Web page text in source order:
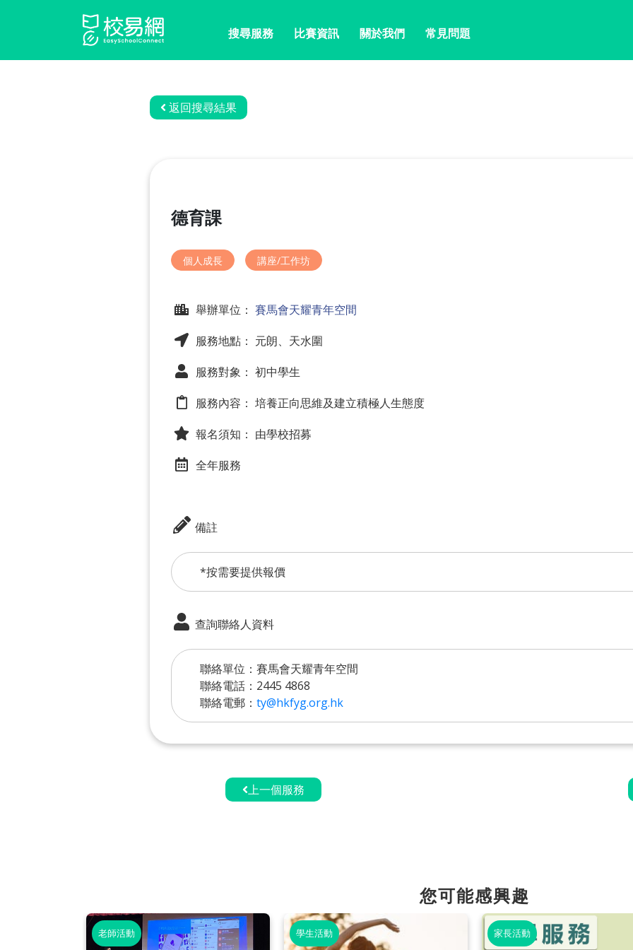
搜尋服務 比賽資訊 關於我們 常見問題
返回搜尋結果
德育課
個人成長 講座/工作坊
舉辦單位： 賽馬會天耀青年空間
服務地點： 元朗、天水圍
服務對象： 初中學生
服務內容： 培養正向思維及建立積極人生態度
報名須知： 由學校招募
全年服務
備註
*按需要提供報價
查詢聯絡人資料
聯絡單位：賽馬會天耀青年空間
聯絡電話：2445 4868
聯絡電郵： ty@hkfyg.org.hk
上一個服務
您可能感興趣
老師活動 學生活動 家長活動